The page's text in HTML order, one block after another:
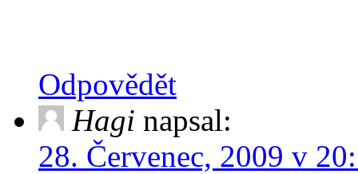
Odpovědět
Hagi napsal:
28. Červenec, 2009 v